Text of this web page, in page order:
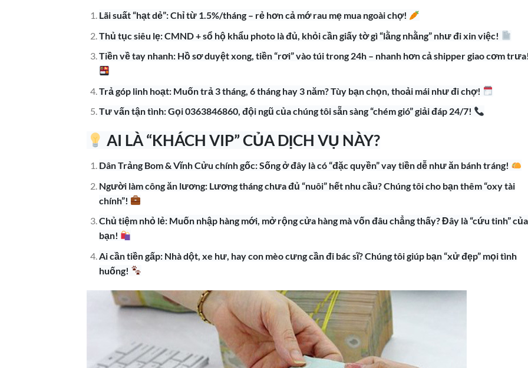
Lãi suất “hạt dẻ”: Chỉ từ 1.5%/tháng – rẻ hơn cả mớ rau mẹ mua ngoài chợ!
Thủ tục siêu lẹ: CMND + sổ hộ khẩu photo là đủ, khỏi cần giấy tờ gì “lằng nhằng” như đi xin việc!
Tiền về tay nhanh: Hồ sơ duyệt xong, tiền “rơi” vào túi trong 24h – nhanh hơn cả shipper giao cơm
Trả góp linh hoạt: Muốn trả 3 tháng, 6 tháng hay 3 năm? Tùy bạn chọn, thoải mái như đi chợ!
Tư vấn tận tình: Gọi 0363846860, đội ngũ của chúng tôi sẵn sàng “chém gió” giải đáp 24/7!
AI LÀ “KHÁCH VIP” CỦA DỊCH VỤ NÀY?
Dân Trảng Bom & Vĩnh Cửu chính gốc: Sống ở đây là có “đặc quyền” vay tiền dễ như ăn bánh tráng!
Người làm công ăn lương: Lương tháng chưa đủ “nuôi” hết nhu cầu? Chúng tôi cho bạn thêm “oxy tài
chính”!
Chủ tiệm nhỏ lẻ: Muốn nhập hàng mới, mở rộng cửa hàng mà vốn đâu chẳng thấy? Đây là “cứu tinh” của
bạn!
Ai cần tiền gấp: Nhà dột, xe hư, hay con mèo cưng cần đi bác sĩ? Chúng tôi giúp bạn “xử đẹp” mọi tình
huống!